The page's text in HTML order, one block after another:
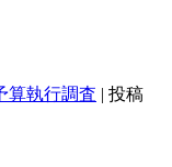
算執行調査 | 投稿